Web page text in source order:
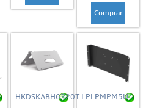
Comprar
HKDSKABH6320T LPLPMPM5U